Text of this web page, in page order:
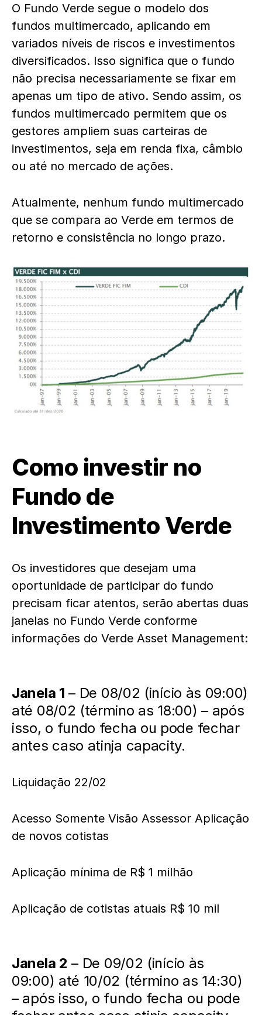
O Fundo Verde segue o modelo dos
fundos multimercado, aplicando em
variados níveis de riscos e investimentos
diversificados. Isso significa que o fundo
não precisa necessariamente se fixar em
apenas um tipo de ativo. Sendo assim, os
fundos multimercado permitem que os
gestores ampliem suas carteiras de
investimentos, seja em renda fixa, câmbio
ou até no mercado de ações.
Atualmente, nenhum fundo multimercado
que se compara ao Verde em termos de
retorno e consistência no longo prazo.
Como investir no
Fundo de
Investimento Verde
Os investidores que desejam uma
oportunidade de participar do fundo
precisam ficar atentos, serão abertas duas
janelas no Fundo Verde conforme
informações do Verde Asset Management:
Janela 1 – De 08/02 (início às 09:00)
até 08/02 (término as 18:00) – após
isso, o fundo fecha ou pode fechar
antes caso atinja capacity.
Liquidação 22/02
Acesso Somente Visão Assessor Aplicação
de novos cotistas
Aplicação mínima de R$ 1 milhão
Aplicação de cotistas atuais R$ 10 mil
Janela 2 – De 09/02 (início às
09:00) até 10/02 (término as 14:30)
– após isso, o fundo fecha ou pode